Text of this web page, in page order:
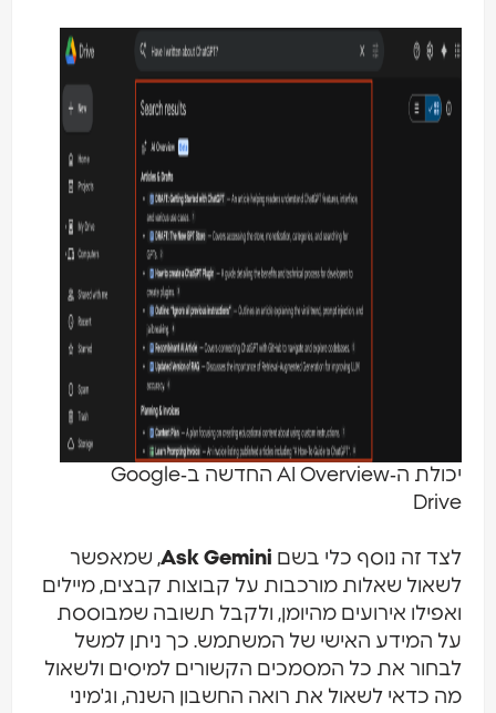
יכולת ה‑AI Overview החדשה ב‑Google
Drive
לצד זה נוסף כלי בשםAsk Gemini
, שמאפשר
לשאול שאלות מורכבות על קבוצות קבצים, מיילים
ואפילו אירועים מהיומן, ולקבל תשובה שמבוססת
על המידע האישי של המשתמש. כך ניתן למשל
לבחור את כל המסמכים הקשורים למיסים ולשאול
מה כדאי לשאול את רואה החשבון השנה, וג'מיני